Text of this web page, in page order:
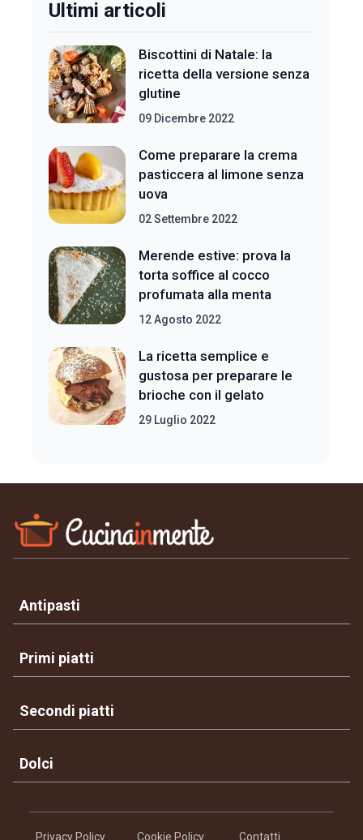
Ultimi articoli
Biscottini di Natale: la
ricetta della versione senza
glutine
09 Dicembre 2022
Come preparare la crema
pasticcera al limone senza
uova
02 Settembre 2022
Merende estive: prova la
torta soffice al cocco
profumata alla menta
12 Agosto 2022
La ricetta semplice e
gustosa per preparare le
brioche con il gelato
29 Luglio 2022
Antipasti
Primi piatti
Secondi piatti
Dolci
Privacy Policy Cookie Policy Contatti